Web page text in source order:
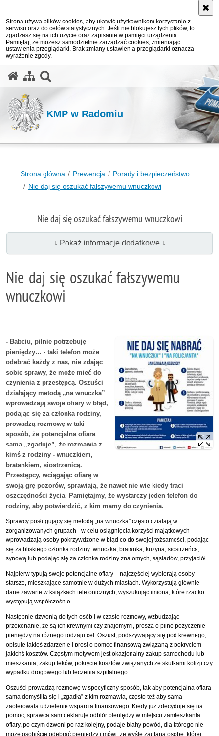
Strona używa plików cookies, aby ułatwić użytkownikom korzystanie z
serwisu oraz do celów statystycznych. Jeśli nie blokujesz tych plików, to
zgadzasz się na ich użycie oraz zapisanie w pamięci urządzenia.
Pamiętaj, że możesz samodzielnie zarządzać cookies, zmieniając
ustawienia przeglądarki. Brak zmiany ustawienia przeglądarki oznacza
wyrażenie zgody.
KMP w Radomiu
Strona główna Prewencja
Porady i bezpieczeństwo
Nie daj się oszukać fałszywemu wnuczkowi
Nie daj się oszukać fałszywemu wnuczkowi
↓ Pokaż informacje dodatkowe ↓
Nie daj się oszukać fałszywemu
wnuczkowi
- Babciu, pilnie potrzebuję
pieniędzy… - taki telefon może
odebrać każdy z nas, nie zdając
sobie sprawy, że może mieć do
czynienia z przestępcą. Oszuści
działający metodą „na wnuczka”
wprowadzają swoje ofiary w błąd,
podając się za członka rodziny,
prowadzą rozmowę w taki
sposób, że potencjalna ofiara
sama „zgaduje”, że rozmawia z
kimś z rodziny - wnuczkiem,
bratankiem, siostrzenicą.
Przestępcy, wciągając ofiarę w
swoją grę pozorów, sprawiają, że nawet nie wie kiedy traci
oszczędności życia. Pamiętajmy, że wystarczy jeden telefon do
rodziny, aby potwierdzić, z kim mamy do czynienia.
Sprawcy posługujący się metodą „na wnuczka” często działają w
zorganizowanych grupach - w celu osiągnięcia korzyści majątkowych
wprowadzają osoby pokrzywdzone w błąd co do swojej tożsamości, podając
się za bliskiego członka rodziny: wnuczka, bratanka, kuzyna, siostrzeńca,
synową lub podając się za członka rodziny znajomych, sąsiadów, przyjaciół.
Najpierw typują swoje potencjalne ofiary – najczęściej wybierają osoby
starsze, mieszkające samotnie w dużych miastach. Wykorzystują głównie
dane zawarte w książkach telefonicznych, wyszukując imiona, które rzadko
występują współcześnie.
Następnie dzwonią do tych osób i w czasie rozmowy, wzbudzając
przekonanie, że są ich krewnymi czy znajomymi, proszą o pilne pożyczenie
pieniędzy na różnego rodzaju cel. Oszust, podszywający się pod krewnego,
opisuje jakieś zdarzenie i prosi o pomoc finansową związaną z pokryciem
jakichś kosztów. Częstym motywem jest okazjonalny zakup samochodu lub
mieszkania, zakup leków, pokrycie kosztów związanych ze skutkami kolizji czy
wypadku drogowego lub leczenia szpitalnego.
Oszuści prowadzą rozmowę w specyficzny sposób, tak aby potencjalna ofiara
sama domyśliła się i „zgadła” z kim rozmawia, często też aby sama
zaoferowała udzielenie wsparcia finansowego. Kiedy już zdecyduje się na
pomoc, sprawca sam deklaruje odbiór pieniędzy w miejscu zamieszkania
ofiary, po czym dzwoni po raz kolejny, podaje błahy powód, dla którego nie
może osobiście odebrać pieniędzy i mówi, że wyśle zaufaną osobę, której